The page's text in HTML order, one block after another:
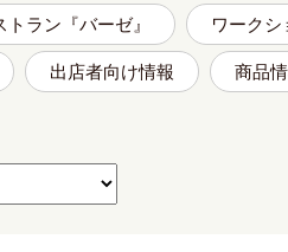
トラン『バーゼ』 ワークシ
出店者向け情報 商品